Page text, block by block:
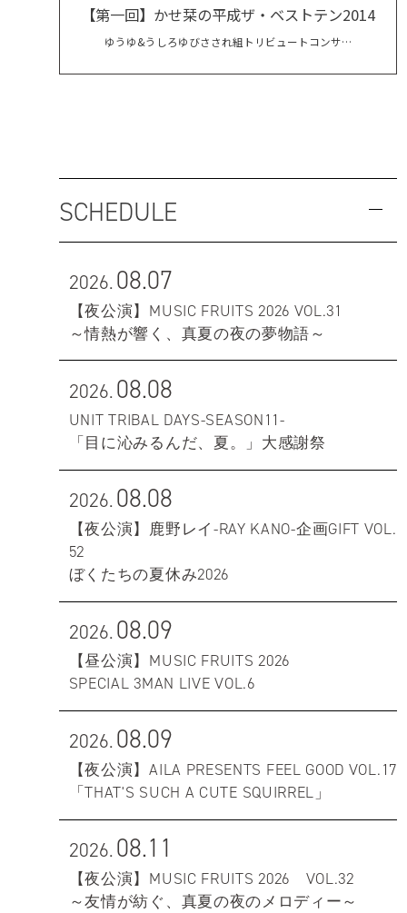
【第一回】かせ栞の平成ザ・ベストテン2014
ゆうゆ&うしろゆびさされ組トリビュートコンサー
SCHEDULE
2026.08.07
【夜公演】MUSIC FRUITS 2026 VOL.31
～情熱が響く、真夏の夜の夢物語～
2026.08.08
UNIT TRIBAL DAYS-SEASON11-
「目に沁みるんだ、夏。」大感謝祭
2026.08.08
【夜公演】鹿野レイ-RAY KANO-企画GIFT VOL.
52
ぼくたちの夏休み2026
2026.08.09
【昼公演】MUSIC FRUITS 2026
SPECIAL 3MAN LIVE VOL.6
2026.08.09
【夜公演】AILA PRESENTS FEEL GOOD VOL.17
「THAT'S SUCH A CUTE SQUIRREL」
2026.08.11
【夜公演】MUSIC FRUITS 2026 VOL.32
～友情が紡ぐ、真夏の夜のメロディー～